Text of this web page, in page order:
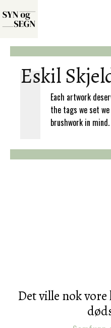
Eskil
Each artwork
the tags we set
brushwork in mind.
Det ville nok